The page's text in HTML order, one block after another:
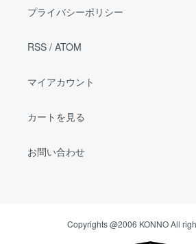
プライバシーポリシー
RSS / ATOM
マイアカウント
カートを見る
お問い合わせ
Copyrights @2006 KONNO All